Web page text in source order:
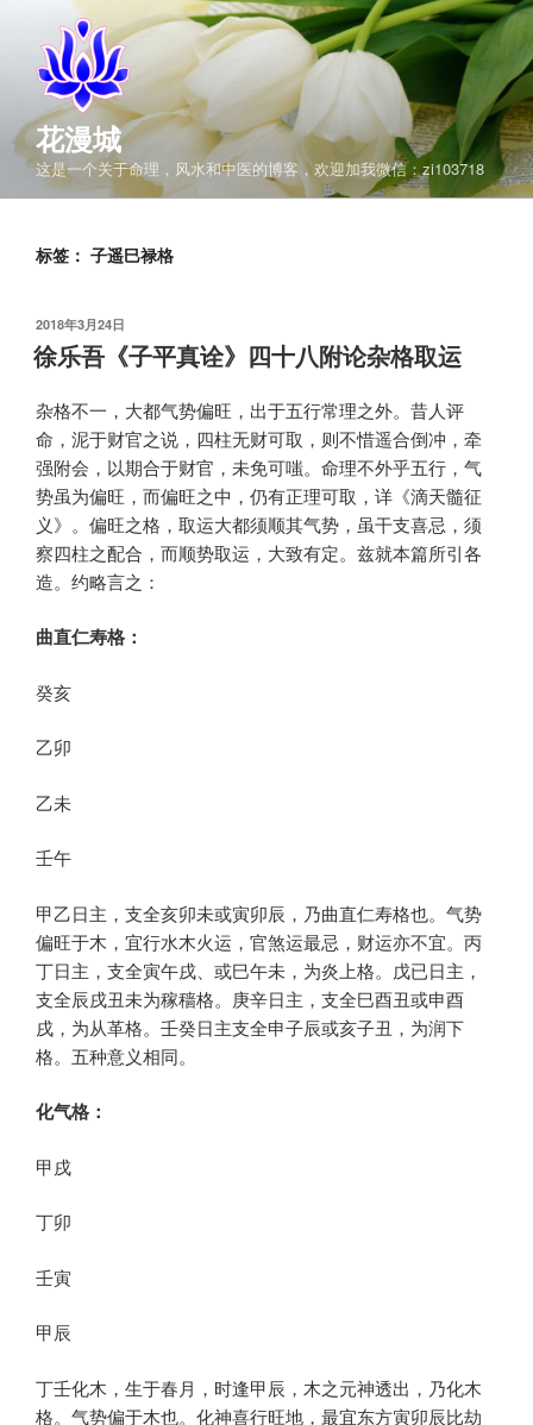
花漫城
这是一个关于命理，风水和中医的博客，欢迎加我微信：zi103718
标签： 子遥巳禄格
发
布
于
2018年3月24日
徐乐吾《子平真诠》四十八附论杂格取运
杂格不一，大都气势偏旺，出于五行常理之外。昔人评
命，泥于财官之说，四柱无财可取，则不惜遥合倒冲，牵
强附会，以期合于财官，未免可嗤。命理不外乎五行，气
势虽为偏旺，而偏旺之中，仍有正理可取，详《滴天髓征
义》。偏旺之格，取运大都须顺其气势，虽干支喜忌，须
察四柱之配合，而顺势取运，大致有定。兹就本篇所引各
造。约略言之：
曲直仁寿格：
癸亥
乙卯
乙未
壬午
甲乙日主，支全亥卯未或寅卯辰，乃曲直仁寿格也。气势
偏旺于木，宜行水木火运，官煞运最忌，财运亦不宜。丙
丁日主，支全寅午戌、或巳午未，为炎上格。戊已日主，
支全辰戌丑未为稼穑格。庚辛日主，支全巳酉丑或申酉
戌，为从革格。壬癸日主支全申子辰或亥子丑，为润下
格。五种意义相同。
化气格：
甲戌
丁卯
壬寅
甲辰
丁壬化木，生于春月，时逢甲辰，木之元神透出，乃化木
格。气势偏于木也。化神喜行旺地，最宜东方寅卯辰比劫